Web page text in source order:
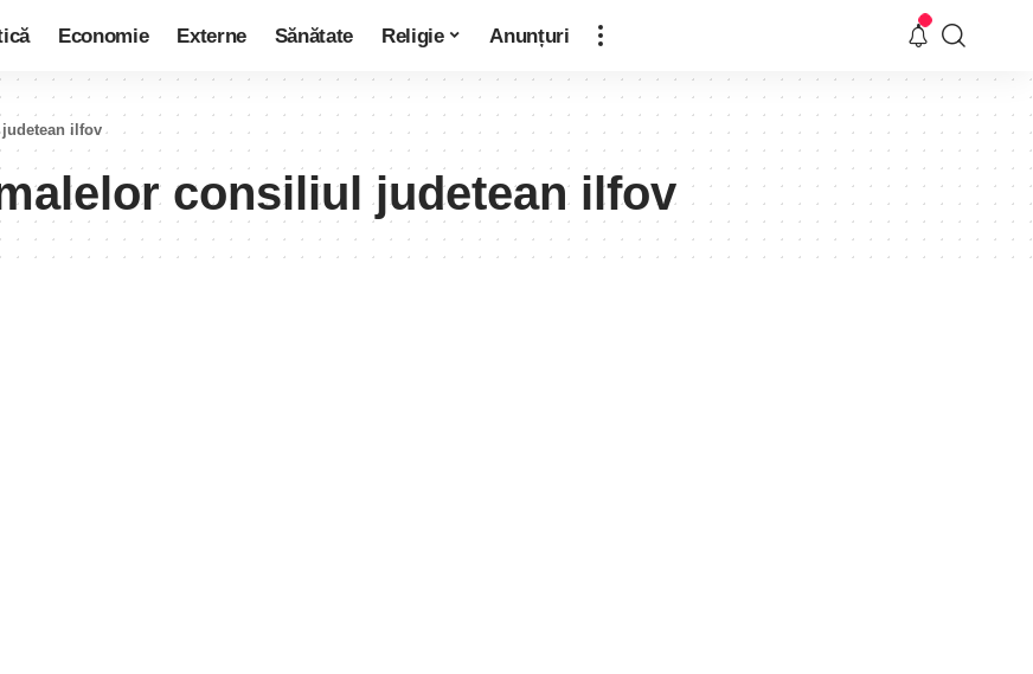
Economie Externe Sănătate Religie Anunțuri
ilfov
consiliul judetean ilfov